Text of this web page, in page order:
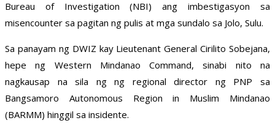
Bureau of Investigation (NBI) ang imbestigasyon sa
misencounter sa pagitan ng pulis at mga sundalo sa Jolo, Sulu.
Sa panayam ng DWIZ kay Lieutenant General Cirilito Sobejana,
hepe ng Western Mindanao Command, sinabi nito na
nagkausap na sila ng ng regional director ng PNP sa
Bangsamoro Autonomous Region in Muslim Mindanao
(BARMM) hinggil sa insidente.